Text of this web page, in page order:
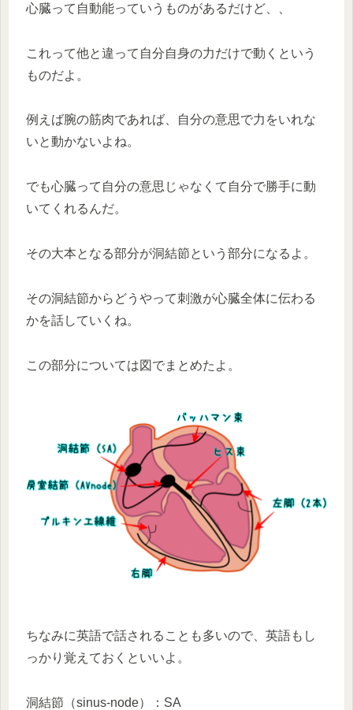
心臓って自動能っていうものがあるだけど、、
これって他と違って自分自身の力だけで動くという
ものだよ。
例えば腕の筋肉であれば、自分の意思で力をいれな
いと動かないよね。
でも心臓って自分の意思じゃなくて自分で勝手に動
いてくれるんだ。
その大本となる部分が洞結節という部分になるよ。
その洞結節からどうやって刺激が心臓全体に伝わる
かを話していくね。
この部分については図でまとめたよ。
ちなみに英語で話されることも多いので、英語もし
っかり覚えておくといいよ。
洞結節（sinus-node）：SA